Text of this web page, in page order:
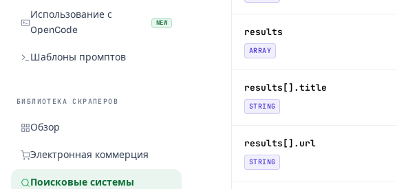
Использование с
OpenCode
NEW
Шаблоны промптов
БИБЛИОТЕКА СКРАПЕРОВ
Обзор
Электронная коммерция
Поисковые системы
results
ARRAY
results[].title
STRING
results[].url
STRING